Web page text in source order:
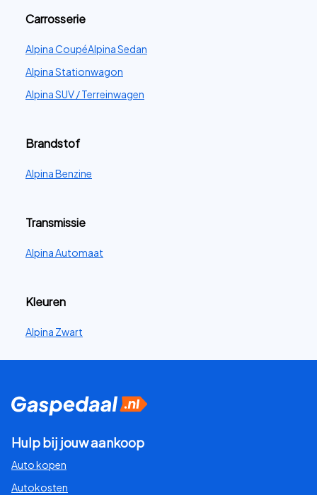
Carrosserie
Alpina CoupéAlpina Sedan
Alpina Stationwagon
Alpina SUV / Terreinwagen
Brandstof
Alpina Benzine
Transmissie
Alpina Automaat
Kleuren
Alpina Zwart
Hulp bij jouw aankoop
Auto kopen
Autokosten